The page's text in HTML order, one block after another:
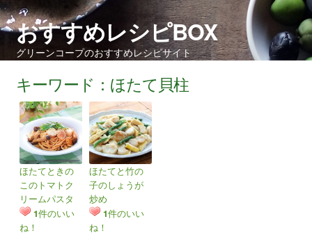
おすすめレシピBOX
グリーンコープのおすすめレシピサイト
キーワード：ほたて貝柱
ほたてときの
このトマトク
リームパスタ
1件のいい
ね！
ほたてと竹の
子のしょうが
炒め
1件のいい
ね！